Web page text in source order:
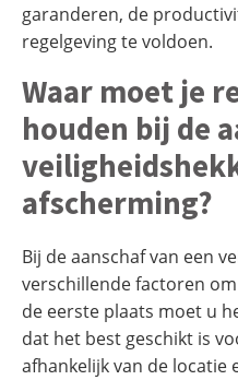
garanderen, de
regelgeving te voldoen.
Waar moet je
houden bij de
afscherming?
Bij de aanschaf van een
verschillende factoren
de eerste plaats moet u
dat het best geschikt is
afhankelijk van de locatie